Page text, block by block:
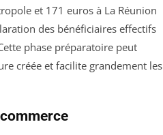
et 171 euros à La Réunion
des bénéficiaires effectifs
phase préparatoire peut
créée et facilite grandement les